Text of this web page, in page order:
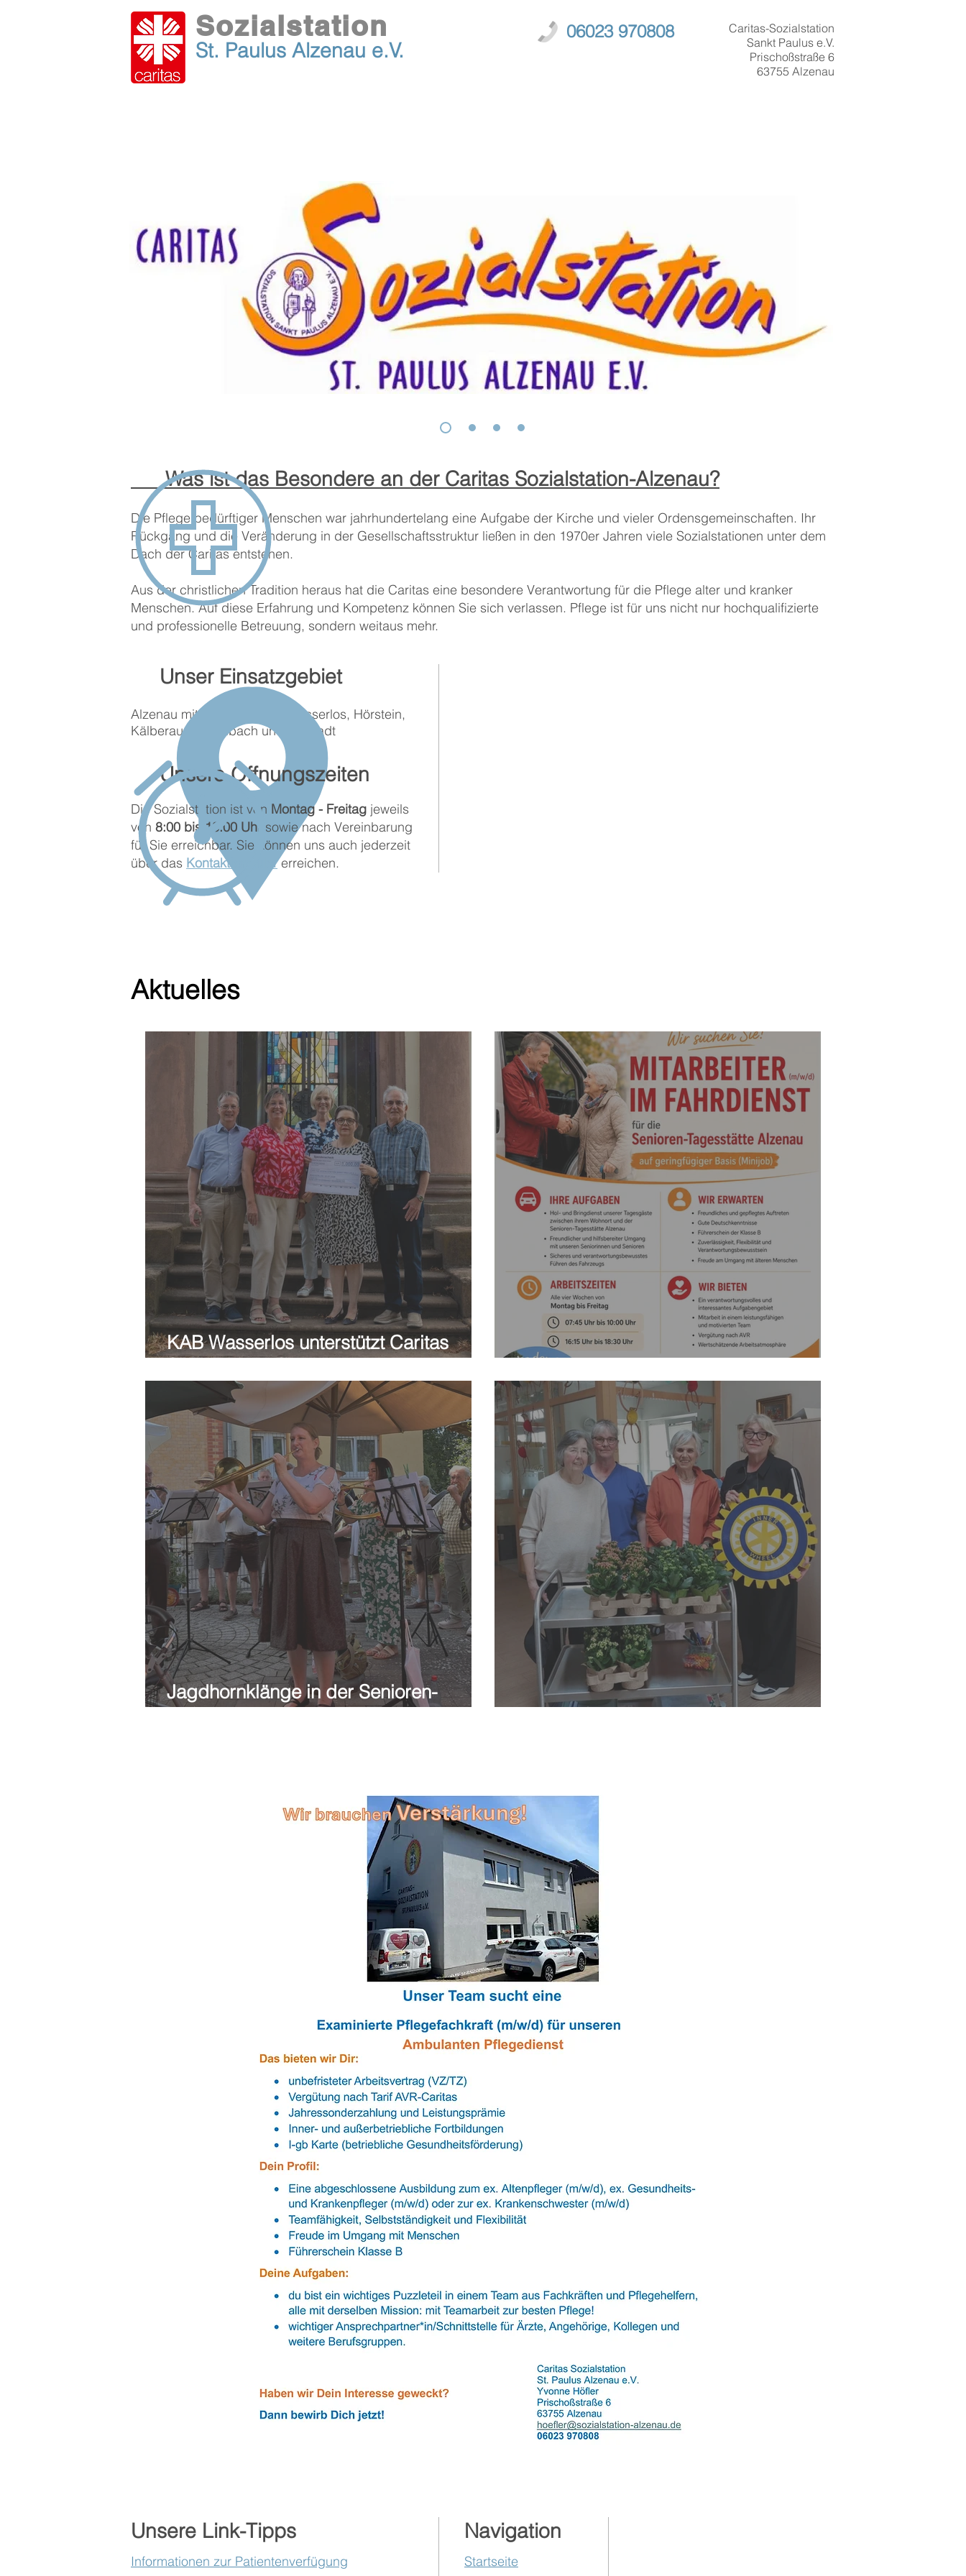
Sozialstation
St. Paulus Alzenau e.V.
Caritas-Sozialstation
Sankt Paulus e.V.
Prischoßstraße 6
63755 Alzenau
06023 970808
Was ist das Besondere an der Caritas Sozialstation-Alzenau?
Die Pflege bedürftiger Menschen war jahrhundertelang eine Aufgabe der Kirche und vieler Ordensgemeinschaften. Ihr
Rückgang und die Veränderung in der Gesellschaftsstruktur ließen in den 1970er Jahren viele Sozialstationen unter dem
Dach der Caritas entstehen.
Aus der christlichen Tradition heraus hat die Caritas eine besondere Verantwortung für die Pflege alter und kranker
Menschen. Auf diese Erfahrung und Kompetenz können Sie sich verlassen. Pflege ist für uns nicht nur hochqualifizierte
und professionelle Betreuung, sondern weitaus mehr.
Unser Einsatzgebiet
Alzenau mit den Ortsteilen Wasserlos, Hörstein,
Kälberau, Michelbach und Albstadt
Unsere Öffnungszeiten
Die Sozialstation ist von Montag - Freitag jeweils
von 8:00 bis 13:00 Uhr sowie nach Vereinbarung
für Sie erreichbar. Sie können uns auch jederzeit
über das Kontaktformular erreichen.
Aktuelles
KAB Wasserlos unterstützt Caritas
Sozialstation St. Paulus mit 1.000 Euro
Stellenanzeige
Jagdhornklänge in der Senioren-
Tagesstätte Alzenau
Blumen für die Mütter
Unsere Link-Tipps
Informationen zur Patientenverfügung
Navigation
Startseite